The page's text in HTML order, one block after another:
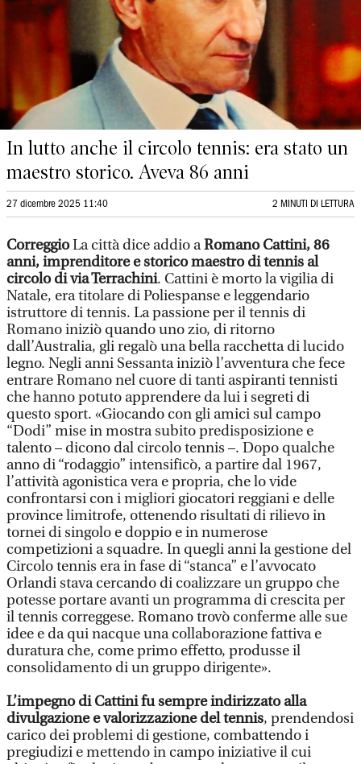
In lutto anche il circolo tennis: era stato un
maestro storico. Aveva 86 anni
27 dicembre 2025 11:40 2 MINUTI DI LETTURA
CorreggioLa città dice addio aRomano Cattini, 86
anni, imprenditore e storico maestro di tennis al
circolo di via Terrachini. Cattini è morto la vigilia di
Natale, era titolare di Poliespanse e leggendario
istruttore di tennis. La passione per il tennis di
Romano iniziò quando uno zio, di ritorno
dall’Australia, gli regalò una bella racchetta di lucido
legno. Negli anni Sessanta iniziò l’avventura che fece
entrare Romano nel cuore di tanti aspiranti tennisti
che hanno potuto apprendere da lui i segreti di
questo sport. «Giocando con gli amici sul campo
“Dodi” mise in mostra subito predisposizione e
talento – dicono dal circolo tennis –. Dopo qualche
anno di “rodaggio” intensificò, a partire dal 1967,
l’attività agonistica vera e propria, che lo vide
confrontarsi con i migliori giocatori reggiani e delle
province limitrofe, ottenendo risultati di rilievo in
tornei di singolo e doppio e in numerose
competizioni a squadre. In quegli anni la gestione del
Circolo tennis era in fase di “stanca” e l’avvocato
Orlandi stava cercando di coalizzare un gruppo che
potesse portare avanti un programma di crescita per
il tennis correggese. Romano trovò conferme alle sue
idee e da qui nacque una collaborazione fattiva e
duratura che, come primo effetto, produsse il
consolidamento di un gruppo dirigente».
L’impegno di Cattini fu sempre indirizzato alla
divulgazione e valorizzazione del tennis, prendendosi
carico dei problemi di gestione, combattendo i
pregiudizi e mettendo in campo iniziative il cui